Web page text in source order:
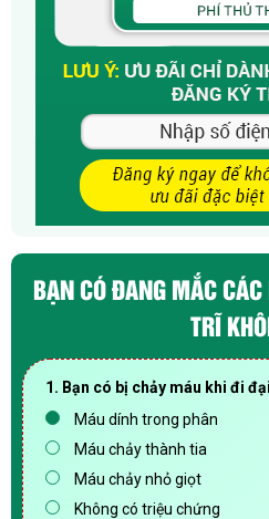
BẠN CÓ ĐANG MẮC
TRĨ
1. Bạn có bị chảy máu khi đi
Máu dính trong phân
Máu chảy thành tia
Máu chảy nhỏ giọt
Không có triệu chứng